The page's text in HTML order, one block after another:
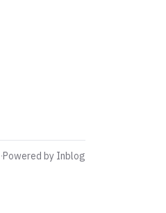
·Powered by Inblog